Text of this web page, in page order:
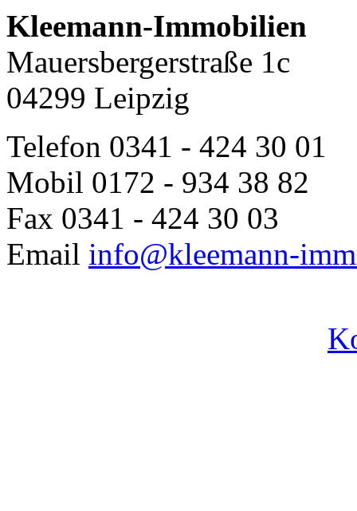
Kleemann-Immobilien
Mauersbergerstraße 1c
04299 Leipzig
Telefon 0341 - 424 30 01
Mobil 0172 - 934 38 82
Fax 0341 - 424 30 03
Email info@kleemann-